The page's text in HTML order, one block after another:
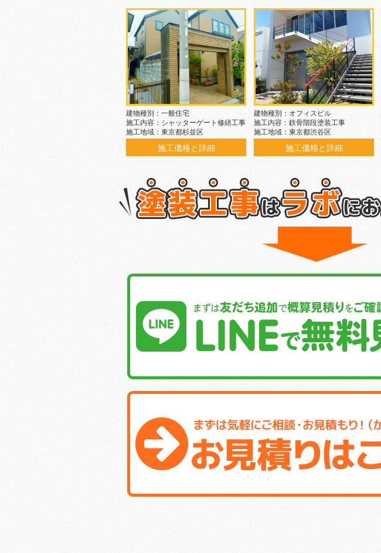
建物種別：一般住宅
施工内容：シャッターゲート修繕工事
施工地域：東京都杉並区
施工価格と詳細
建物種別：オフィスビル
施工内容：鉄骨階段塗装工事
施工地域：東京都渋谷区
施工価格と詳細